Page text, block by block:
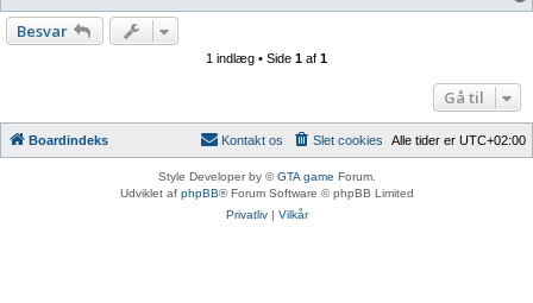
Besvar
1 indlæg • Side 1 af 1
Gå til
Boardindeks Alle tider er UTC+02:00
Slet cookies
Kontakt os
Style Developer by ©GTA game Forum.
Udviklet af phpBB® Forum Software © phpBB Limited
Privatliv| Vilkår